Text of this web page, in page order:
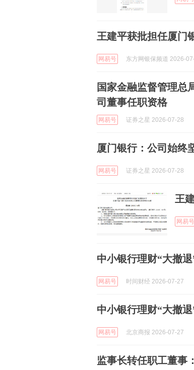
王建平获批担任厦门
网易号 东方网银保频道 2026-
国家金融监督管理总
司董事任职资格
网易号 证券之星 2026-07-28
厦门银行：公司始终
网易号 证券之星 2026-07-28
王
网易号
中小银行理财“大撤退
网易号 时间财经 2026-07-27
中小银行理财“大撤退
网易号 北京商报 2026-07-27
监事长转任职工董事